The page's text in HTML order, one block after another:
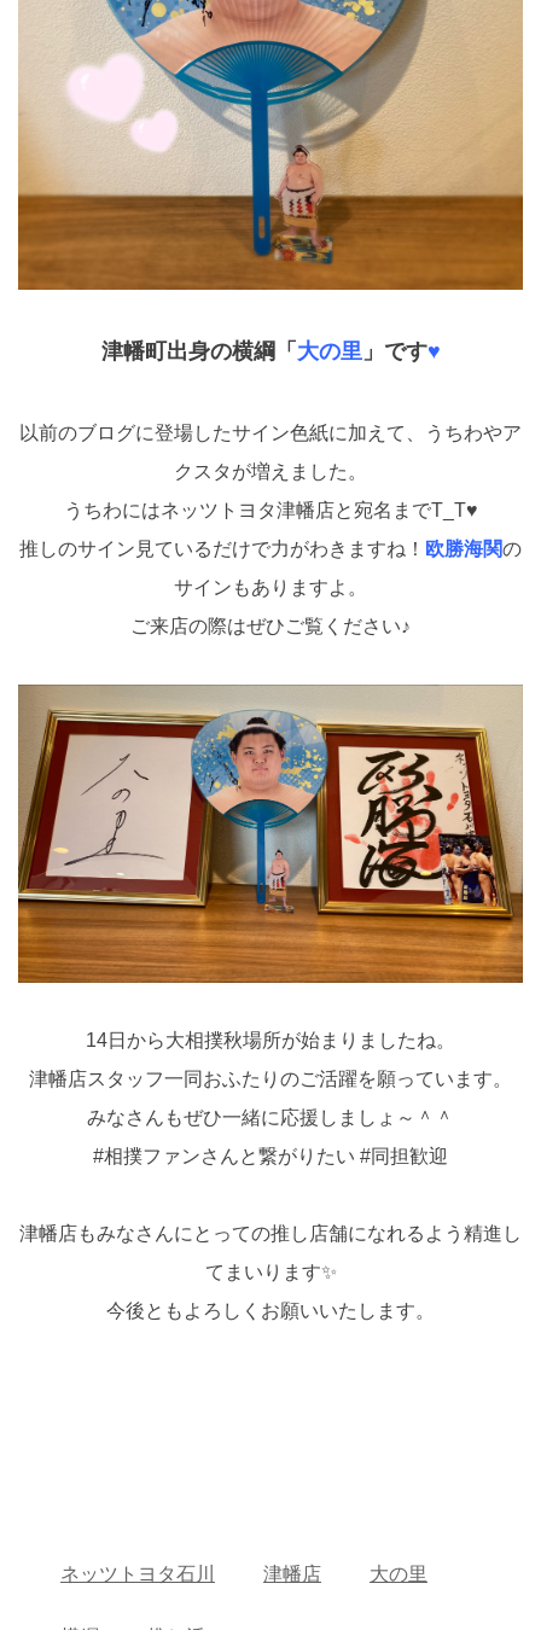
津幡町出身の横綱 「 大の里」です♥
以前のブログに登場したサイン色紙に加えて、うちわやア
クスタが増えました。
うちわにはネッツトヨタ津幡店と宛名までT_T♥
推しのサイン見ているだけで力がわきますね！ 欧勝海関の
サインもありますよ。
ご来店の際はぜひご覧ください♪
14日から大相撲秋場所が始まりましたね。
津幡店スタッフ一同おふたりのご活躍を願っています。
みなさんもぜひ一緒に応援しましょ～＾＾
#相撲ファンさんと繋がりたい #同担歓迎
津幡店もみなさんにとっての推し店舗になれるよう精進し
てまいります✨
今後ともよろしくお願いいたします。
ネッツトヨタ石川 津幡店 大の里